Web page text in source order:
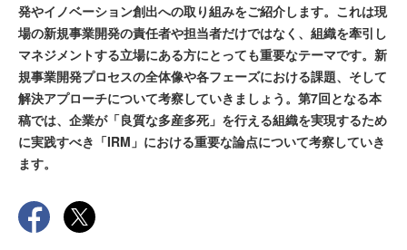
発やイノベーション創出への取り組みをご紹介します。これは現
場の新規事業開発の責任者や担当者だけではなく、組織を牽引し
マネジメントする立場にある方にとっても重要なテーマです。新
規事業開発プロセスの全体像や各フェーズにおける課題、そして
解決アプローチについて考察していきましょう。第7回となる本
稿では、企業が「良質な多産多死」を行える組織を実現するため
に実践すべき「IRM」における重要な論点について考察していき
ます。